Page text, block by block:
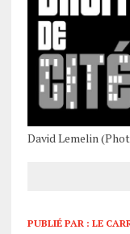
David Lemelin
PUBLIÉ PAR : LE